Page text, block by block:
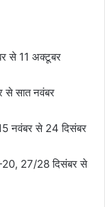
से 11 अक्टूबर
से सात नवंबर
नवंबर से 24 दिसंबर
20, 27/28 दिसंबर से